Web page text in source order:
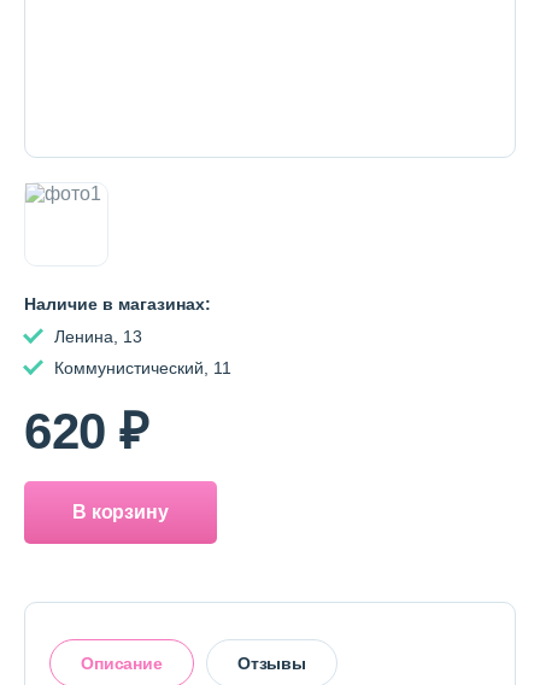
Бытовая химия
Политика конфиденциальности
+7 (996) 962 69 66
Наличие в магазинах:
Ленина, 13
Коммунистический, 11
620 ₽
В корзину
Описание Отзывы